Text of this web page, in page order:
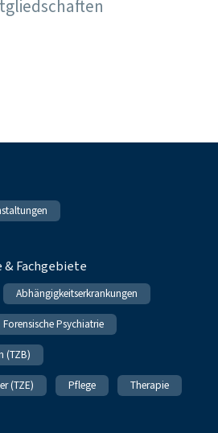
Fachgebiete
Abhängigkeitserkrankungen
Forensische Psychiatrie
(TZB)
(TZE) Pflege Therapie